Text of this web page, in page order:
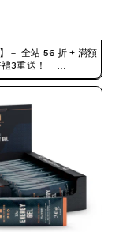
】－ 全站 56 折 + 滿額
禮3重送！
，獲得額外折扣：